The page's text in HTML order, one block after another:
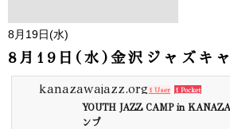
8月19日(水)
8月19日(水)金沢ジャズキ
kanazawajazz.org 1 User 1 Pocket
YOUTH JAZZ CAMP in
ンプ